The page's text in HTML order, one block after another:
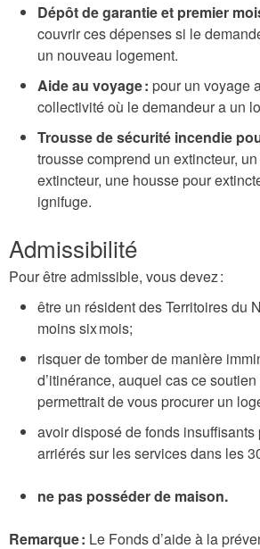
Dépôt de garantie et premier
couvrir ces dépenses si le
un nouveau logement.
Aide au voyage : pour un voyage
collectivité où le demandeur a un
Trousse de sécurité incendie
trousse comprend un extincteur,
extincteur, une housse pour
ignifuge.
Admissibilité
Pour être admissible, vous devez :
être un résident des Territoires du
moins six mois;
risquer de tomber de manière
d’itinérance, auquel cas ce
permettrait de vous procurer un
avoir disposé de fonds
arriérés sur les services dans les
ne pas posséder de maison.
Remarque : Le Fonds d’aide à la